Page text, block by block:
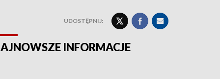
UDOSTĘPNIJ:
INFORMACJE